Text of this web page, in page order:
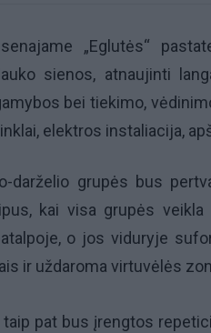
„Eglutės“
sienos, atnaujinti
bei tiekimo,
elektros instaliacija,
darželio grupės bus
kai visa grupės
o jos viduryje
ir uždaroma virtuvėlės
pat bus įrengtos